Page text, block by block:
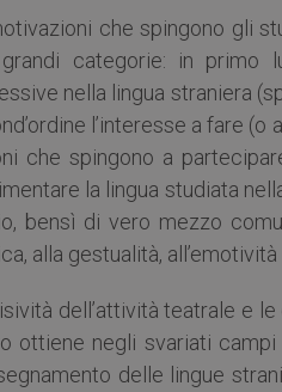
che spingono gli
categorie: in primo
nella lingua straniera
l’interesse a fare (o
che spingono a
la lingua studiata
bensì di vero mezzo
alla gestualità, all’emotività
dell’attività teatrale e
ottiene negli svariati
delle lingue